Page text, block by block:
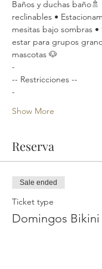
Baños y duchas baño🚿
reclinables •
mesitas bajo sombras •
estar para grupos
mascotas 🐶
-
-- Restricciones --
-
Show More
Reserva
Sale ended
Ticket type
Domingos Bikini